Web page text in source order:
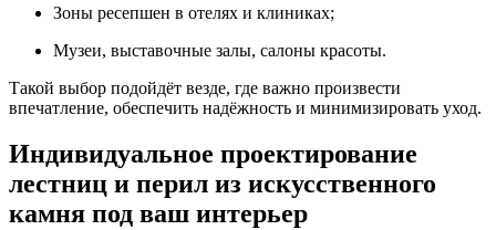
Зоны ресепшен в отелях и клиниках;
Музеи, выставочные залы, салоны красоты.
Такой выбор подойдёт везде, где важно произвести
впечатление, обеспечить надёжность и минимизировать уход.
Индивидуальное проектирование
лестниц и перил из искусственного
камня под ваш интерьер